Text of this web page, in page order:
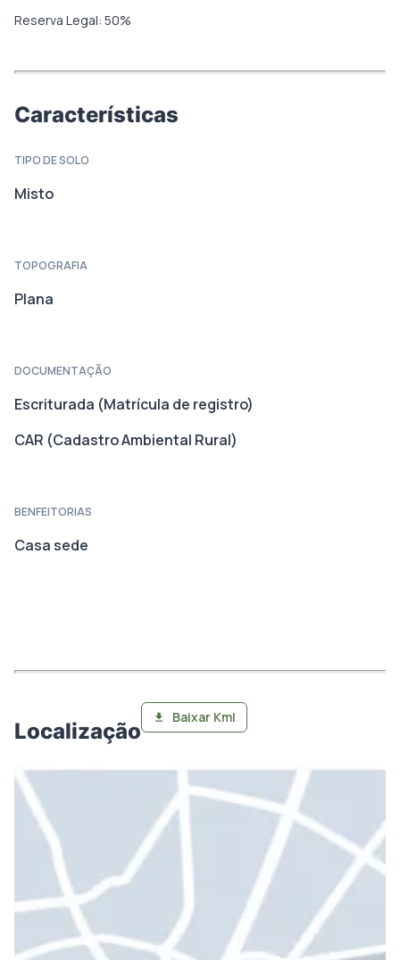
Reserva Legal: 50%
Características
TIPO DE SOLO
Misto
TOPOGRAFIA
Plana
DOCUMENTAÇÃO
Escriturada (Matrícula de registro)
CAR (Cadastro Ambiental Rural)
BENFEITORIAS
Casa sede
Localização
Baixar Kml